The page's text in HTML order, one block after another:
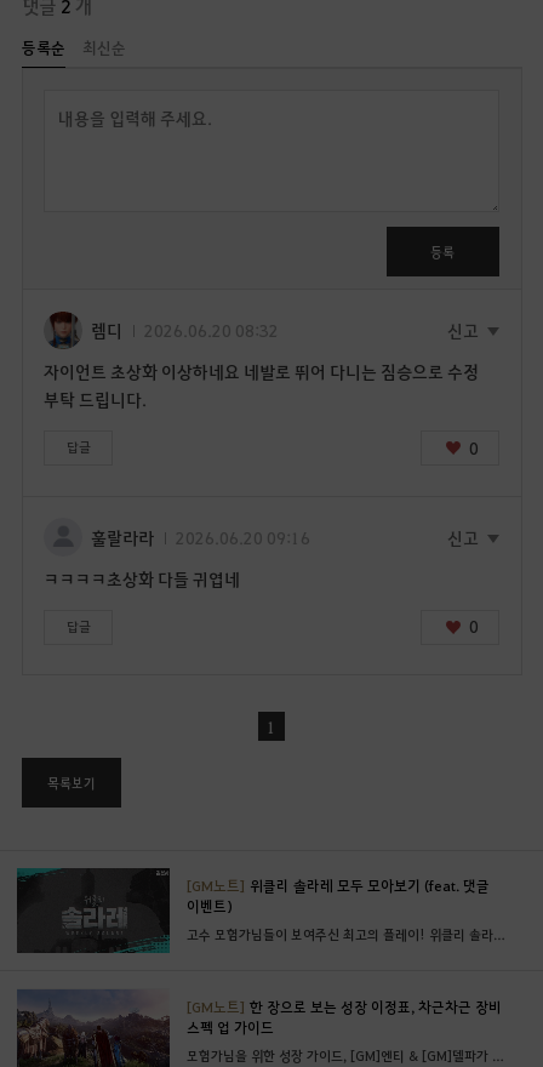
댓글 2개
등록순 최신순
용
가
능
지
지
겠
니
?
등록
렘디 2026.06.20 08:32
신고
자이언트 초상화 이상하네요 네발로 뛰어 다니는 짐승으로 수정
부탁 드립니다.
답글 0
훌랄라라 2026.06.20 09:16
신고
ㅋㅋㅋㅋ초상화 다들 귀엽네
답글 0
1
목록보기
[GM노트] 위클리 솔라레 모두 모아보기 (feat. 댓글
이벤트)
고수 모험가님들이 보여주신 최고의 플레이! 위클리 솔라레 명장면을 한눈에 확인해 보세요.
[GM노트] 한 장으로 보는 성장 이정표, 차근차근 장비
스펙 업 가이드
모험가님을 위한 성장 가이드, [GM]엔티 & [GM]델파가 직접 작성해 보았습니다.